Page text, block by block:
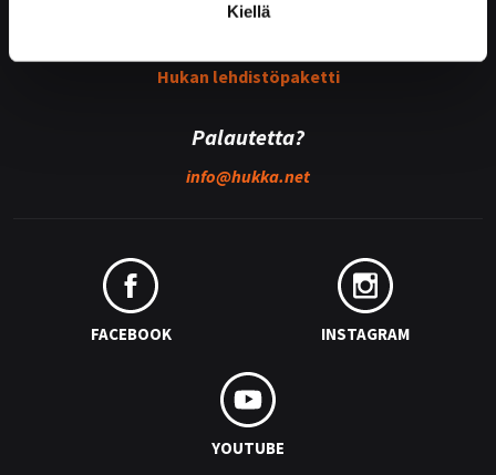
Kiellä
Hukan lehdistöpaketti
Palautetta?
info@hukka.net
FACEBOOK INSTAGRAM
YOUTUBE